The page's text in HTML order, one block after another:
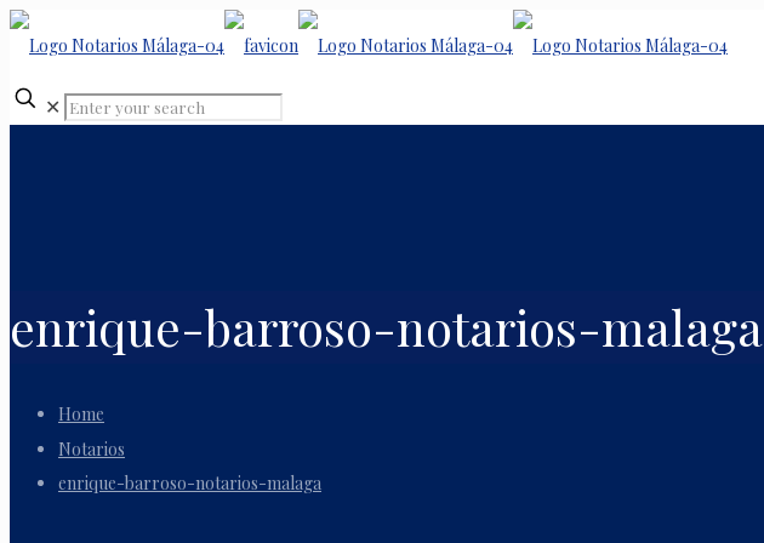
✕
enrique-barroso-notarios-malaga
Home
Notarios
enrique-barroso-notarios-malaga